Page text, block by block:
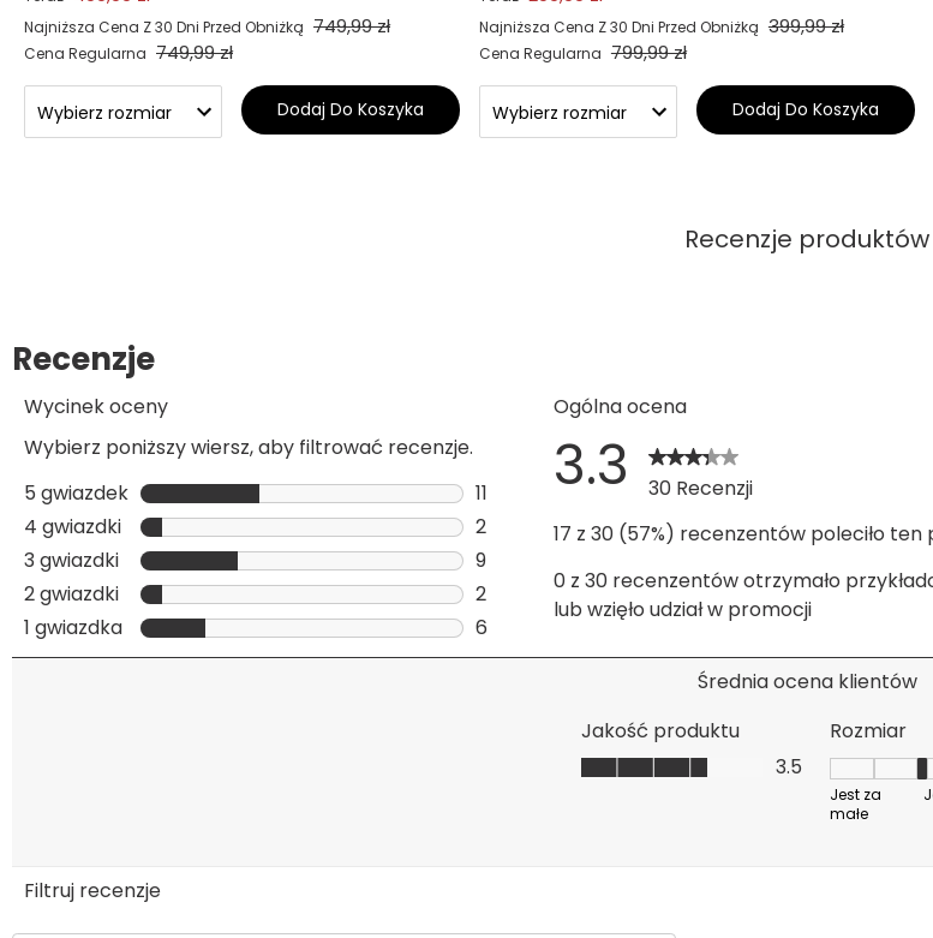
Najniższa Cena Z 30 Dni Przed Obniżką 749,99 zł
Cena Regularna 749,99 zł
Dodaj Do Koszyka
Najniższa Cena Z 30 Dni Przed Obniżką 399,99 zł
Cena Regularna 799,99 zł
Dodaj Do Koszyka
Recenzje produktów